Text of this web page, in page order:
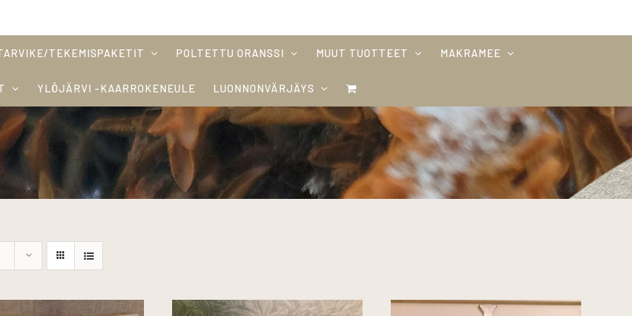
TEKEMISPAKETIT POLTETTU ORANSSI MUUT TUOTTEET MAKRAMEE
YLÖJÄRVI -KAARROKENEULE LUONNONVÄRJÄYS